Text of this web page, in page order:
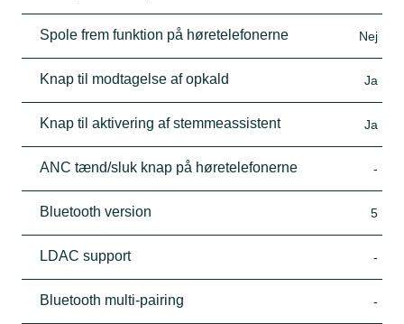
Spole frem funktion på høretelefonerne Nej
Knap til modtagelse af opkald Ja
Knap til aktivering af stemmeassistent Ja
ANC tænd/sluk knap på høretelefonerne -
Bluetooth version 5
LDAC support -
Bluetooth multi-pairing -